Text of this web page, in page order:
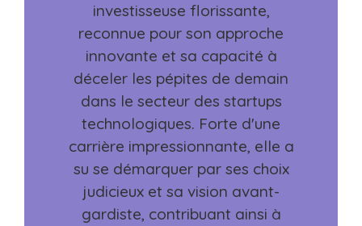
investisseuse florissante,
reconnue pour son approche
innovante et sa capacité à
déceler les pépites de demain
dans le secteur des startups
technologiques. Forte d'une
carrière impressionnante, elle a
su se démarquer par ses choix
judicieux et sa vision avant-
gardiste, contribuant ainsi à